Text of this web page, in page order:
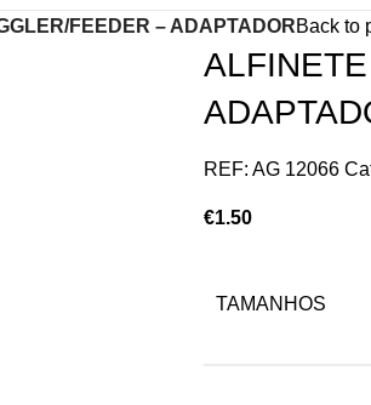
FEEDER – ADAPTADORBack to
REF: AG 12066
€1.50
TAMANHOS